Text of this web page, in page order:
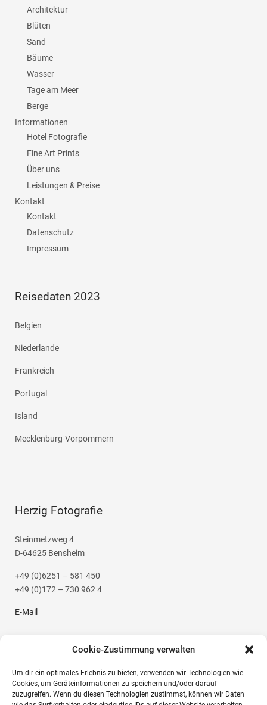
Cookie-Zustimmung verwalten
Um dir ein optimales Erlebnis zu bieten, verwenden wir Technologien wie
Cookies, um Geräteinformationen zu speichern und/oder darauf
zuzugreifen. Wenn du diesen Technologien zustimmst, können wir Daten
Architektur
Blüten
Sand
Bäume
Wasser
Tage am Meer
Berge
Informationen
Hotel Fotografie
Fine Art Prints
Über uns
Leistungen & Preise
Kontakt
Kontakt
Datenschutz
Impressum
Reisedaten 2023
Belgien
Niederlande
Frankreich
Portugal
Island
Mecklenburg-Vorpommern
Herzig Fotografie
Steinmetzweg 4
D-64625 Bensheim
+49 (0)6251 – 581 450
+49 (0)172 – 730 962 4
E-Mail
Social Media